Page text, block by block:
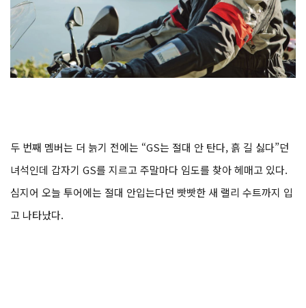
두 번째 멤버는 더 늙기 전에는 “GS는 절대 안 탄다, 흙 길 싫다”던
녀석인데 갑자기 GS를 지르고 주말마다 임도를 찾아 헤매고 있다.
심지어 오늘 투어에는 절대 안입는다던 빳빳한 새 랠리 수트까지 입
고 나타났다.